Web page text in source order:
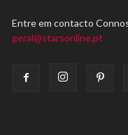
Entre em contacto
geral@starsonline.pt